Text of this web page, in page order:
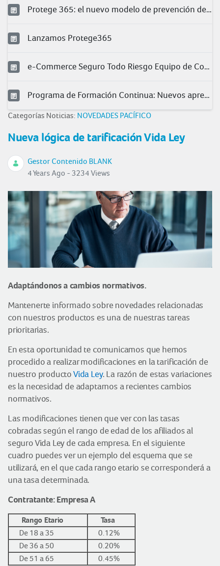
Protege 365: el nuevo modelo de prevención de Pacífico
Lanzamos Protege365
e-Commerce Seguro Todo Riesgo Equipo de Contratista (TREC)
Programa de Formación Continua: Nuevos aprendizajes para nuestros clientes
Categorías Noticias: NOVEDADES PACÍFICO
Nueva lógica de tarificación Vida Ley
Gestor Contenido BLANK
4 Years Ago - 3234 Views
Adaptándonos a cambios normativos.
Mantenerte informado sobre novedades relacionadas
con nuestros productos es una de nuestras tareas
prioritarias.
En esta oportunidad te comunicamos que hemos
procedido a realizar modificaciones en la tarificación de
nuestro producto Vida Ley. La razón de estas variaciones
es la necesidad de adaptarnos a recientes cambios
normativos.
Las modificaciones tienen que ver con las tasas
cobradas según el rango de edad de los afiliados al
seguro Vida Ley de cada empresa. En el siguiente
cuadro puedes ver un ejemplo del esquema que se
utilizará, en el que cada rango etario se corresponderá a
una tasa determinada.
Contratante: Empresa A
Rango Etario
Tasa
De 18 a 35
0.12%
De 36 a 50
0.20%
De 51 a 65
0.45%